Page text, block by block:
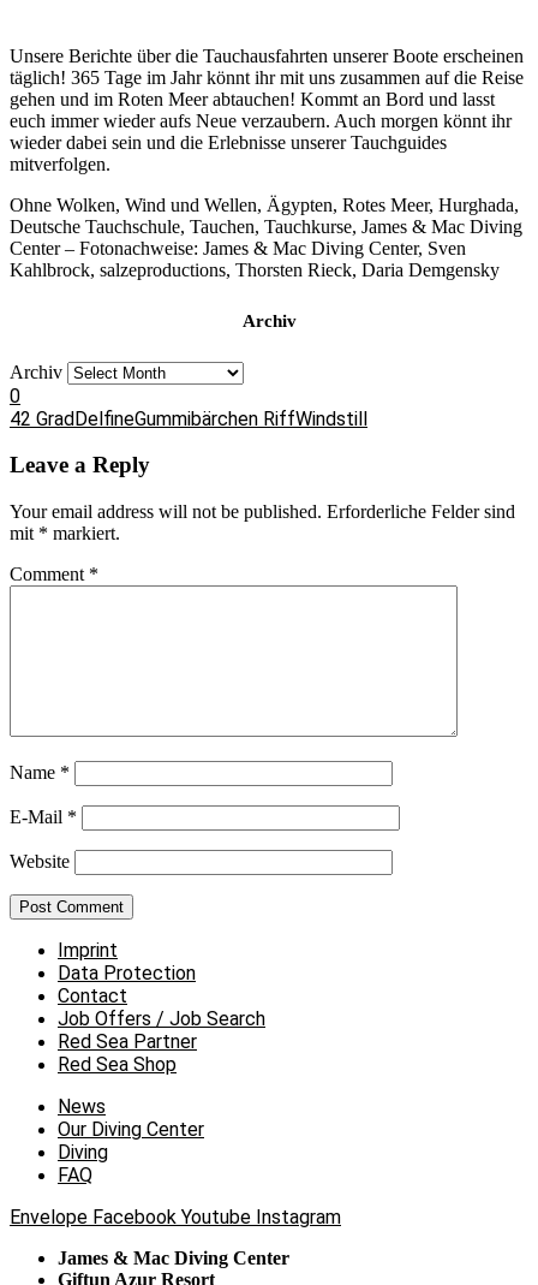
Unsere Berichte über die Tauchausfahrten unserer Boote erscheinen
täglich! 365 Tage im Jahr könnt ihr mit uns zusammen auf die Reise
gehen und im Roten Meer abtauchen! Kommt an Bord und lasst
euch immer wieder aufs Neue verzaubern. Auch morgen könnt ihr
wieder dabei sein und die Erlebnisse unserer Tauchguides
mitverfolgen.
Ohne Wolken, Wind und Wellen, Ägypten, Rotes Meer, Hurghada,
Deutsche Tauchschule, Tauchen, Tauchkurse, James & Mac Diving
Center – Fotonachweise: James & Mac Diving Center, Sven
Kahlbrock, salzeproductions, Thorsten Rieck, Daria Demgensky
Archiv
Archiv
0
42 GradDelfineGummibärchen RiffWindstill
Leave a Reply
Your email address will not be published. Erforderliche Felder sind
mit * markiert.
Comment *
Name *
E-Mail *
Website
Imprint
Data Protection
Contact
Job Offers / Job Search
Red Sea Partner
Red Sea Shop
News
Our Diving Center
Diving
FAQ
Envelope Facebook Youtube Instagram
James & Mac Diving Center
Giftun Azur Resort